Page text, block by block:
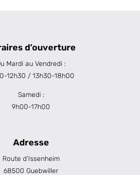
d’ouverture
Mardi au Vendredi :
12h30 / 13h30-18h00
Samedi :
9h00-17h00
Adresse
Route d’Issenheim
68500 Guebwiller